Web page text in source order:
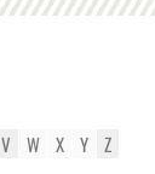
V W X Y Z